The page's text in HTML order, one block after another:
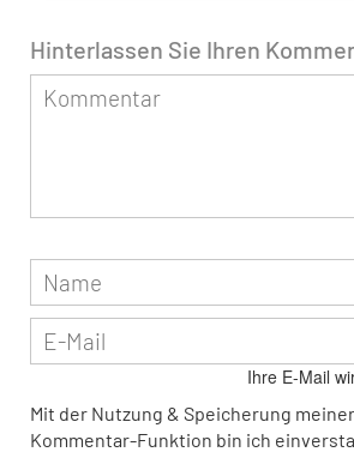
Hinterlassen Sie Ihren
Ihre E-Mail
Mit der Nutzung & Speicherung
Kommentar-Funktion bin ich